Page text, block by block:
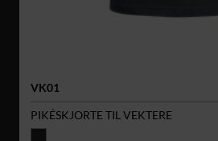
VK01
PIKÉSKJORTE TIL VEKTERE